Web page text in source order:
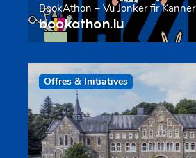
BookAthon – Vu Jonker fir Kanner
bookathon.lu
Offres & Initiatives